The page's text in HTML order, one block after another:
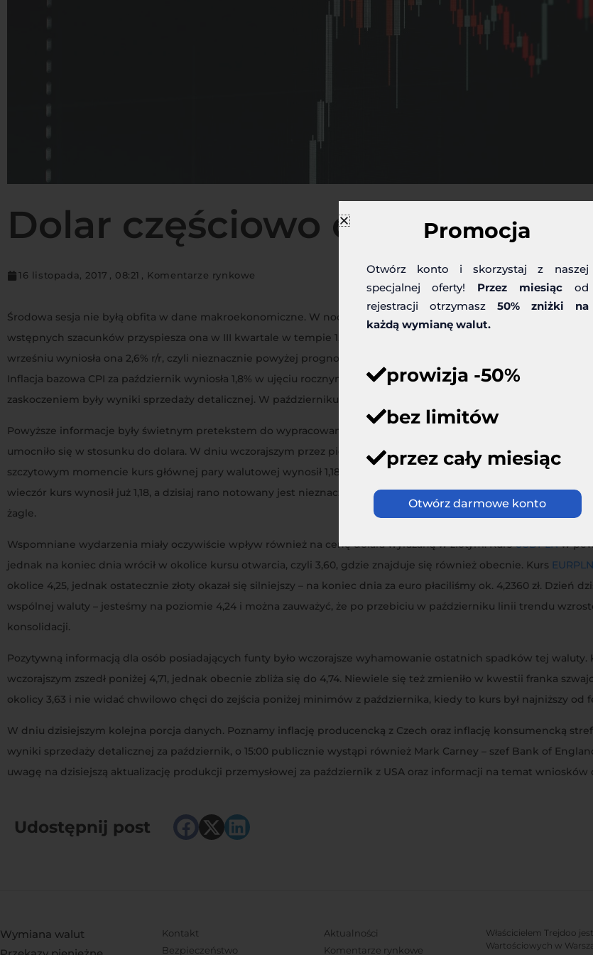
Dolar częściowo odrabia straty
16 listopada, 2017 , 08:21 , Komentarze rynkowe
Środowa sesja nie byłą obfita w dane makroekonomiczne. W nocy z wtorku na środę zaktualizowano informacje
wstępnych szacunków przyspiesza ona w III kwartale w tempie 1,7% w ujęciu rocznym. Poznaliśmy również dane
wrześniu wyniosła ona 2,6% r/r, czyli nieznacznie powyżej prognozy. Druga część dnia zdominowana była przez
Inflacja bazowa CPI za październik wyniosła 1,8% w ujęciu rocznym – jest więc nieco lepiej niż poprzedni odczyt,
zaskoczeniem były wyniki sprzedaży detalicznej. W październiku wyniosła ona 0,2% m/m, podczas gdy oczekiwano
Powyższe informacje były świetnym pretekstem do wypracowania ruchu powrotnego na
.
umocniło się w stosunku do dolara. W dniu wczorajszym przez pierwszą część handlu również obserwowaliśmy
szczytowym momencie kurs głównej pary walutowej wynosił 1,1860. Jak tylko na rynek spłynęły dane z USA, od
wieczór kurs wynosił już 1,18, a dzisiaj rano notowany jest nieznacznie poniżej tego poziomu. Widać więc, że
żagle.
Wspomniane wydarzenia miały oczywiście wpływ również na cenę dolara wyrażaną w złotym. KursUSDPLNw
jednak na koniec dnia wrócił w okolice kursu otwarcia, czyli 3,60, gdzie znajduje się również obecnie. Kurs EURPLN
okolice 4,25, jednak ostatecznie złoty okazał się silniejszy – na koniec dnia za euro płaciliśmy ok. 4,2360 zł. Dzień
wspólnej waluty – jesteśmy na poziomie 4,24 i można zauważyć, że po przebiciu w październiku linii trendu
konsolidacji.
Pozytywną informacją dla osób posiadających funty było wczorajsze wyhamowanie ostatnich spadków tej waluty.
wczorajszym zszedł poniżej 4,71, jednak obecnie zbliża się do 4,74. Niewiele się też zmieniło w kwestii franka
okolicy 3,63 i nie widać chwilowo chęci do zejścia poniżej minimów z października, kiedy to kurs był najniższy od
W dniu dzisiejszym kolejna porcja danych. Poznamy inflację producencką z Czech oraz inflację konsumencką
wyniki sprzedaży detalicznej za październik, o 15:00 publicznie wystąpi również Mark Carney – szef Bank of
uwagę na dzisiejszą aktualizację produkcji przemysłowej za październik z USA oraz informacji na temat wniosków
Udostępnij post
Wymiana walut
Kontakt
Bezpieczeństwo
Aktualności
Komentarze rynkowe
Właścicielem Trejdoo
Wartościowych w
Promocja
Otwórz konto i skorzystaj z naszej
specjalnej oferty! Przez miesiącod
rejestracji otrzymasz 50% zniżki na
każdą wymianę walut.
prowizja -50%
bez limitów
przez cały miesiąc
Otwórz darmowe konto